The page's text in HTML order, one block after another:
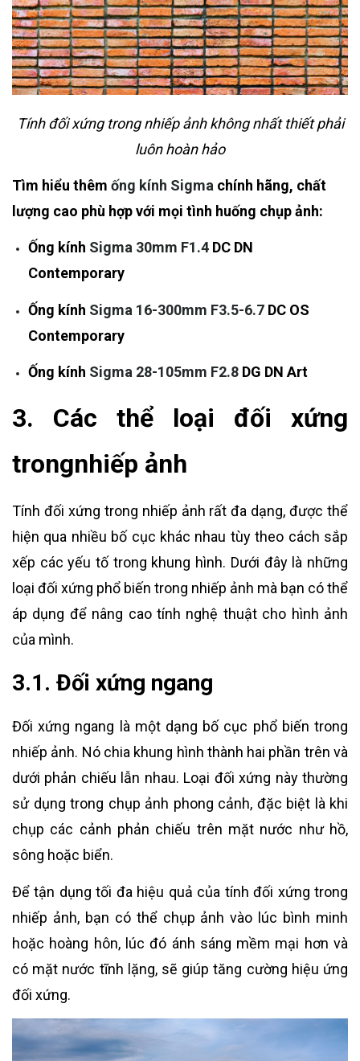
Tính đối xứng trong nhiếp ảnh không nhất thiết phải
luôn hoàn hảo
Tìm hiểu thêm ống kính Sigma chính hãng, chất
lượng cao phù hợp với mọi tình huống chụp ảnh:
Ống kính Sigma 30mm F1.4 DC DN
Contemporary
Ống kính Sigma 16-300mm F3.5-6.7 DC OS
Contemporary
Ống kính Sigma 28-105mm F2.8 DG DN Art
3. Các thể loại đối xứng
trongnhiếp ảnh
Tính đối xứng trong nhiếp ảnh rất đa dạng, được thể
hiện qua nhiều bố cục khác nhau tùy theo cách sắp
xếp các yếu tố trong khung hình. Dưới đây là những
loại đối xứng phổ biến trong nhiếp ảnh mà bạn có thể
áp dụng để nâng cao tính nghệ thuật cho hình ảnh
của mình.
3.1. Đối xứng ngang
Đối xứng ngang là một dạng bố cục phổ biến trong
nhiếp ảnh. Nó chia khung hình thành hai phần trên và
dưới phản chiếu lẫn nhau. Loại đối xứng này thường
sử dụng trong chụp ảnh phong cảnh, đặc biệt là khi
chụp các cảnh phản chiếu trên mặt nước như hồ,
sông hoặc biển.
Để tận dụng tối đa hiệu quả của tính đối xứng trong
nhiếp ảnh, bạn có thể chụp ảnh vào lúc bình minh
hoặc hoàng hôn, lúc đó ánh sáng mềm mại hơn và
có mặt nước tĩnh lặng, sẽ giúp tăng cường hiệu ứng
đối xứng.